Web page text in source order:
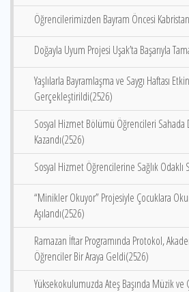
Öğrencilerimizden Bayram Öncesi
Doğayla Uyum Projesi Uşak’ta Başarıyla
Yaşlılarla Bayramlaşma ve Saygı Haftası
Gerçekleştirildi(2526)
Sosyal Hizmet Bölümü Öğrencileri Sahada
Kazandı(2526)
Sosyal Hizmet Öğrencilerine Sağlık
“Minikler Okuyor” Projesiyle Çocuklara
Aşılandı(2526)
Ramazan İftar Programında Protokol,
Öğrenciler Bir Araya Geldi(2526)
Yüksekokulumuzda Ateş Başında Müzik ve